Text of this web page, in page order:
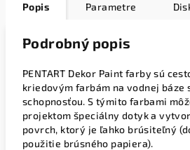
Popis Parametre
Podrobný popis
PENTART Dekor Paint farby sú
kriedovým farbám na vodnej báze
schopnosťou. S týmito farbami
projektom špeciálny dotyk a
povrch, ktorý je ľahko brúsiteľný
použitie brúsného papiera).